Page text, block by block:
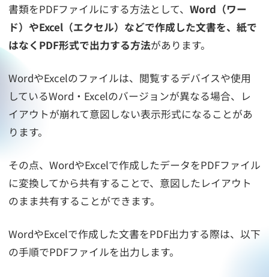
書類をPDFファイルにする方法として、 Word（ワー
ド）やExcel（エクセル）などで作成した文書を、紙で
はなくPDF形式で出力する方法があります。
WordやExcelのファイルは、閲覧するデバイスや使用
しているWord・Excelのバージョンが異なる場合、レ
イアウトが崩れて意図しない表示形式になることがあ
ります。
その点、WordやExcelで作成したデータをPDFファイル
に変換してから共有することで、意図したレイアウト
のまま共有することができます。
WordやExcelで作成した文書をPDF出力する際は、以下
の手順でPDFファイルを出力します。